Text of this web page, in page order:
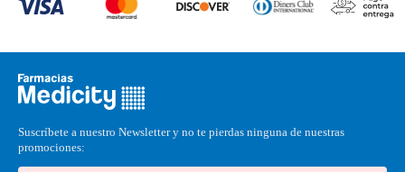
Suscríbete a nuestro Newsletter y no te pierdas ninguna de nuestras
promociones: